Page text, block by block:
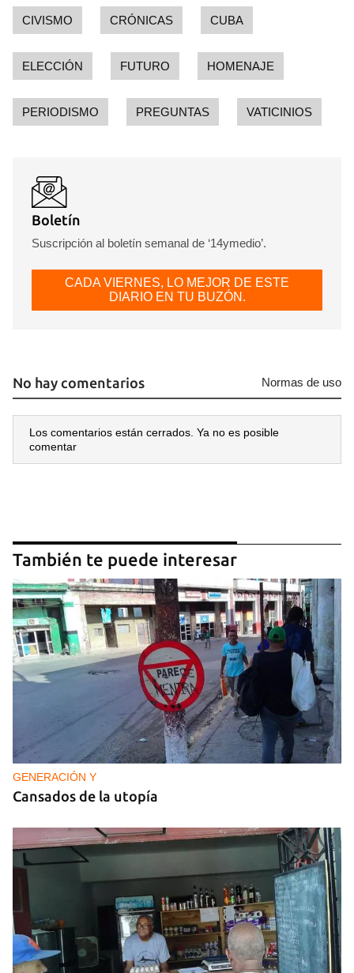
Guardar como favorito
CIVISMO CRÓNICAS CUBA
ELECCIÓN FUTURO HOMENAJE
PERIODISMO PREGUNTAS VATICINIOS
Boletín
Suscripción al boletín semanal de ‘14ymedio’.
CADA VIERNES, LO MEJOR DE ESTE
DIARIO EN TU BUZÓN.
No hay comentarios Normas de uso
Los comentarios están cerrados. Ya no es posible
comentar
También te puede interesar
GENERACIÓN Y
Cansados de la utopía